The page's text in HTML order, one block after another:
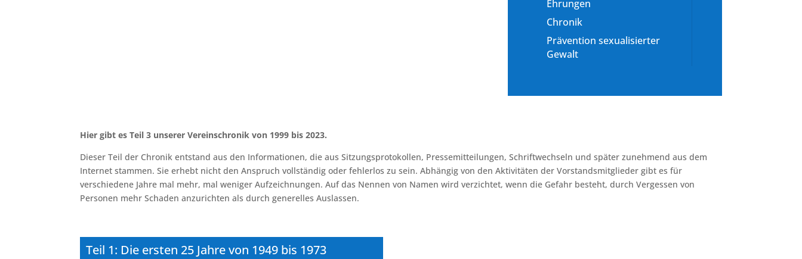
Ehrungen
Chronik
Prävention sexualisierter
Gewalt
Hier gibt es Teil 3 unserer Vereinschronik von 1999 bis 2023.
Dieser Teil der Chronik entstand aus den Informationen, die aus Sitzungsprotokollen, Pressemitteilungen, Schriftwechseln und später zunehmend aus dem
Internet stammen. Sie erhebt nicht den Anspruch vollständig oder fehlerlos zu sein. Abhängig von den Aktivitäten der Vorstandsmitglieder gibt es für
verschiedene Jahre mal mehr, mal weniger Aufzeichnungen. Auf das Nennen von Namen wird verzichtet, wenn die Gefahr besteht, durch Vergessen von
Personen mehr Schaden anzurichten als durch generelles Auslassen.
Teil 1: Die ersten 25 Jahre von 1949 bis 1973